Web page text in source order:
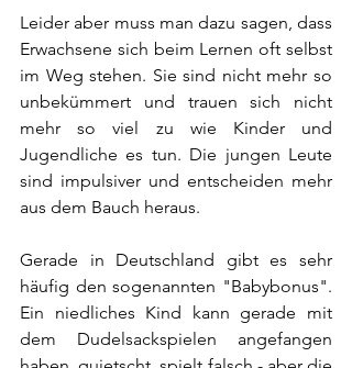
Leider aber muss man dazu sagen, dass
Erwachsene sich beim Lernen oft selbst
im Weg stehen. Sie sind nicht mehr so
unbekümmert und trauen sich nicht
mehr so viel zu wie Kinder und
Jugendliche es tun. Die jungen Leute
sind impulsiver und entscheiden mehr
aus dem Bauch heraus.
Gerade in Deutschland gibt es sehr
häufig den sogenannten "Babybonus".
Ein niedliches Kind kann gerade mit
dem Dudelsackspielen angefangen